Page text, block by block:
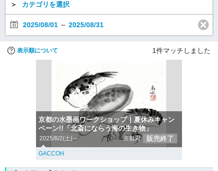
＞ カテゴリを選択
2025/08/01 ～ 2025/08/31
表示順について 1件マッチしました
京都の水墨画ワークショップ｜夏休みキャン
ペーン!!「北斎にならう海の生き物」
2025/8/2(土)～ 京都府 販売終了
GACCOH